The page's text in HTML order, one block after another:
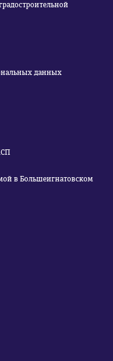
данных
в Большеигнатовском